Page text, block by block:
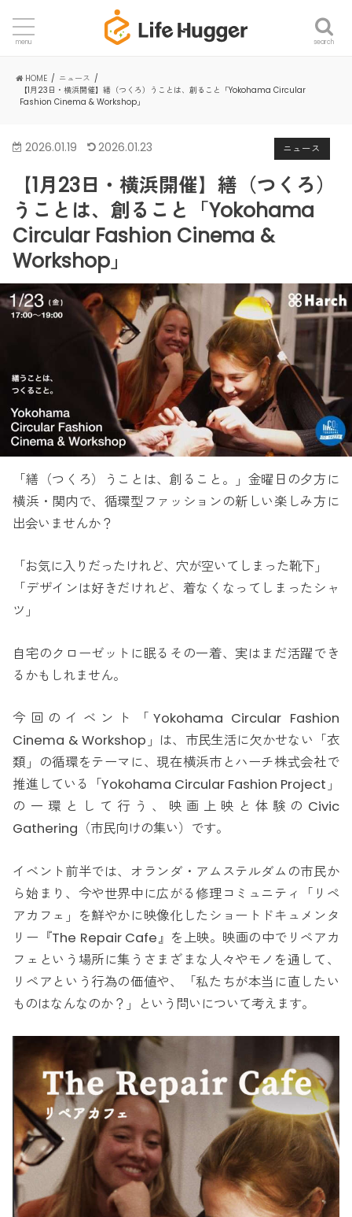
search
menu
HOME
ニュース
【1月23日・横浜開催】繕（つくろ）うことは、創ること「Yokohama Circular
Fashion Cinema & Workshop」
ニュース
2026.01.19 2026.01.23
【1月23日・横浜開催】繕（つくろ）
うことは、創ること「Yokohama
Circular Fashion Cinema &
Workshop」
「繕（つくろ）うことは、創ること。」金曜日の夕方に
横浜・関内で、循環型ファッションの新しい楽しみ方に
出会いませんか？
「お気に入りだったけれど、穴が空いてしまった靴下」
「デザインは好きだけれど、着なくなってしまったシャ
ツ」
自宅のクローゼットに眠るその一着、実はまだ活躍でき
るかもしれません。
今回のイベント「Yokohama Circular Fashion
Cinema & Workshop」は、市民生活に欠かせない「衣
類」の循環をテーマに、現在横浜市とハーチ株式会社で
推進している「Yokohama Circular Fashion Project」
の一環として行う、映画上映と体験のCivic
Gathering（市民向けの集い）です。
イベント前半では、オランダ・アムステルダムの市民か
ら始まり、今や世界中に広がる修理コミュニティ「リペ
アカフェ」を鮮やかに映像化したショートドキュメンタ
リー『The Repair Cafe』を上映。映画の中でリペアカ
フェという場所に集うさまざまな人々やモノを通して、
リペアという行為の価値や、「私たちが本当に直したい
ものはなんなのか？」という問いについて考えます。